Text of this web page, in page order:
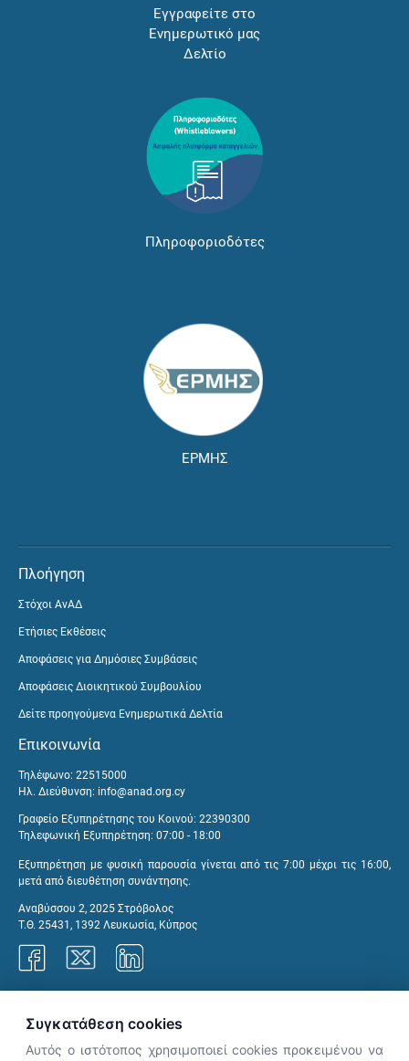
Εγγραφείτε στο
Ενημερωτικό μας
Δελτίο
Πληροφοριοδότες
ΕΡΜΗΣ
Πλοήγηση
Στόχοι ΑνΑΔ
Ετήσιες Εκθέσεις
Αποφάσεις για Δημόσιες Συμβάσεις
Αποφάσεις Διοικητικού Συμβουλίου
Δείτε προηγούμενα Ενημερωτικά Δελτία
Επικοινωνία
Τηλέφωνο: 22515000
Ηλ. Διεύθυνση: info@anad.org.cy
Γραφείο Εξυπηρέτησης του Κοινού: 22390300
Τηλεφωνική Εξυπηρέτηση: 07:00 - 18:00
Εξυπηρέτηση με φυσική παρουσία γίνεται από τις 7:00 μέχρι τις 16:00,
μετά από διευθέτηση συνάντησης.
Αναβύσσου 2, 2025 Στρόβολος
Τ.Θ. 25431, 1392 Λευκωσία, Κύπρος
Συγκατάθεση cookies
Αυτός ο ιστότοπος χρησιμοποιεί cookies προκειμένου να